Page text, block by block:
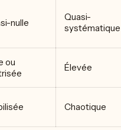
nulle
Quasi-
systématique
ou
Élevée
Chaotique